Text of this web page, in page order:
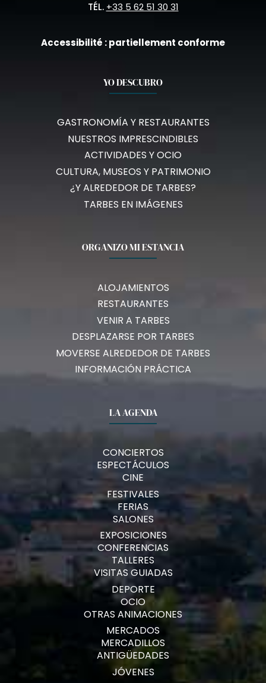
TÉL. +33 5 62 51 30 31
Accessibilité : partiellement conforme
YO DESCUBRO
GASTRONOMÍA Y RESTAURANTES
NUESTROS IMPRESCINDIBLES
ACTIVIDADES Y OCIO
CULTURA, MUSEOS Y PATRIMONIO
¿Y ALREDEDOR DE TARBES?
TARBES EN IMÁGENES
ORGANIZO MI ESTANCIA
ALOJAMIENTOS
RESTAURANTES
VENIR A TARBES
DESPLAZARSE POR TARBES
MOVERSE ALREDEDOR DE TARBES
INFORMACIÓN PRÁCTICA
LA AGENDA
CONCIERTOS
ESPECTÁCULOS
CINE
FESTIVALES
FERIAS
SALONES
EXPOSICIONES
CONFERENCIAS
TALLERES
VISITAS GUIADAS
DEPORTE
OCIO
OTRAS ANIMACIONES
MERCADOS
MERCADILLOS
ANTIGÜEDADES
JÓVENES